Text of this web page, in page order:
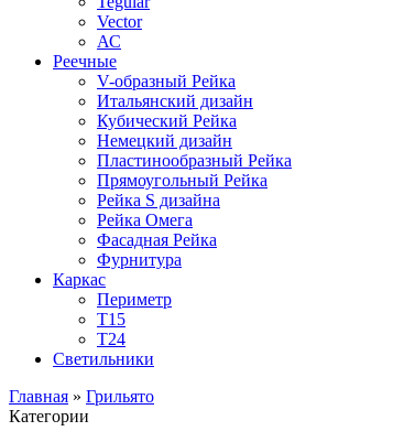
Vector
АС
Реечные
V-образный Рейка
Итальянский дизайн
Кубический Рейка
Немецкий дизайн
Пластинообразный Рейка
Прямоугольный Рейка
Рейка S дизайна
Рейка Омега
Фасадная Рейка
Фурнитура
Каркас
Периметр
Т15
Т24
Светильники
Главная » Грильято
Категории